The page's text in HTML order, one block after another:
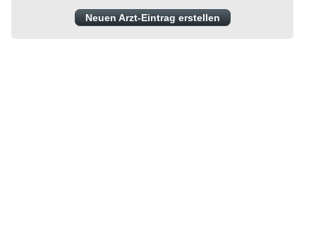
Neuen Arzt-Eintrag erstellen